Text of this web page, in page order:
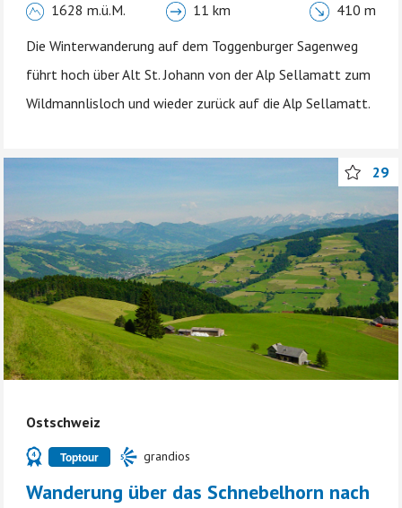
1628 m.ü.M.
11 km
410 m
Die Winterwanderung auf dem Toggenburger Sagenweg
führt hoch über Alt St. Johann von der Alp Sellamatt zum
Wildmannlisloch und wieder zurück auf die Alp Sellamatt.
29
Ostschweiz
Toptour grandios
Wanderung über das Schnebelhorn nach